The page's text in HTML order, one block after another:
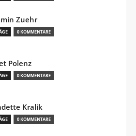
Zuehr
0 KOMMENTARE
Polenz
0 KOMMENTARE
Kralik
0 KOMMENTARE